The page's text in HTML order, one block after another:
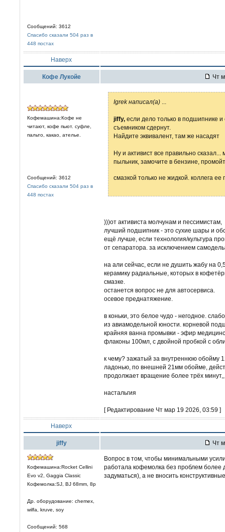
Сообщений: 3612
Спасибо сказали 504 раз в
448 постах
Наверх
Кофе Лукойе Чт
Кофемашина:Кофе не
читают, кофе пьют. суфле,
пальто, какао, ателье.
Сообщений: 3612
Спасибо сказали 504 раз в
448 постах
Igrek написал(а)
jiffy, если дело только в подшипнике
съемником сдернут.
Найдите эквивалент, там же насадят
Ну и активист все правильно
пыльник, замочите в бензине,
смазкой только не жидкой. коллега
)))от активиста молчунам и пессимистам,
лучший подшипник - это сухие шары и
ещё лучше, если технология/культура
от сепаратора. за исключением
на али сейчас, если не душить жабу на
керамику радиальные, которых в
смазке.
останется вопрос не для автосервиса.
осевое преднатяжение.
в коньки, это белое чудо - негодное.
из авиамодельной юности. корневой
крайняя ванна промывки - эфир
флаконы 100мл, с двойной пробкой с
к чему? зажатый за внутреннюю обойму
ладонью, по внешней 21мм обойме,
продолжает вращение более трёх
настальгия
[ Редактирование Чт мар 19 2026, 03:59 ]
Наверх
jiffy Чт
Кофемашина:Rocket Cellini
Evo v2, Gaggia Classic
Кофемолка:SJ, BJ 68mm, 8р
Др. оборудование: chemex,
wilfa, kruve, soy
Сообщений: 568
Вопрос в том, чтобы минимальными
работала кофемолка без проблем более
задуматься), а не вносить